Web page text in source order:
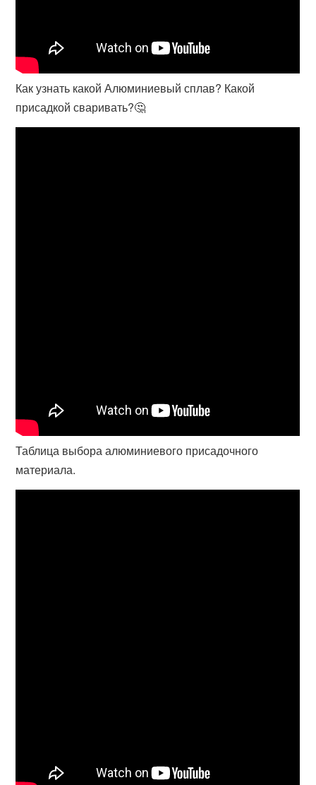
Как узнать какой Алюминиевый сплав? Какой
присадкой сваривать?🤔
Таблица выбора алюминиевого присадочного
материала.